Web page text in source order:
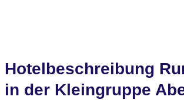
Hotelbeschreibung
in der Kleingruppe